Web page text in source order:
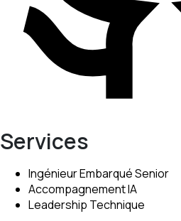
Services
Ingénieur Embarqué Senior
Accompagnement IA
Leadership Technique